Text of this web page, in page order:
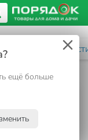
ещё больше